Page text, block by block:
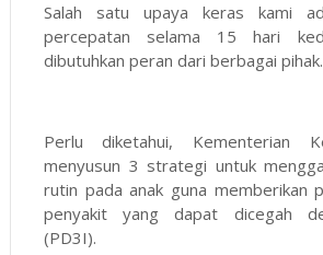
Salah satu upaya keras kami
percepatan selama 15 hari
dibutuhkan peran dari berbagai pihak.
Perlu diketahui, Kementerian
menyusun 3 strategi untuk
rutin pada anak guna memberikan
penyakit yang dapat dicegah
(PD3I).